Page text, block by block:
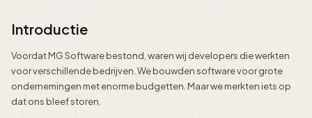
Introductie
Voordat MG Software bestond, waren wij developers die werkten
voor verschillende bedrijven. We bouwden software voor grote
ondernemingen met enorme budgetten. Maar we merkten iets op
dat ons bleef storen.